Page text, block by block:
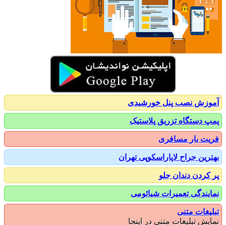
نصب پنل خورشیدی
دستگاه تزریق پلاستیک
بار مسافری
جراح لاپاراسکوپی تهران
دندان جلو
تعمیرات شیائومی
متنی
تبلیغات متنی در اینجا